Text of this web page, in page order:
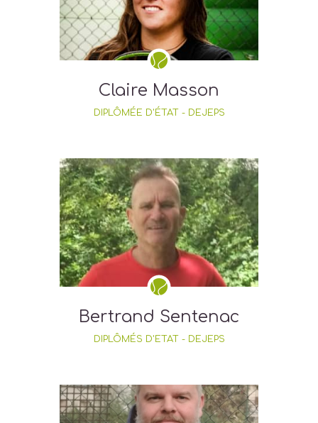
Claire Masson
DIPLÔMÉE D'ÉTAT - DEJEPS
Bertrand Sentenac
DIPLÔMÉS D'ETAT - DEJEPS